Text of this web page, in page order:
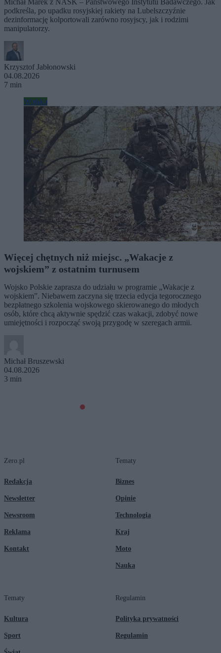
Michał Marek z NASK – Państwowego Instytutu Badawczego. Jak
podkreśla, po upadku rosyjskiej rakiety na Lubelszczyźnie
dezinformację kolportowali zarówno rosyjscy, jak i rodzimi
manipulatorzy.
Krzysztof Jabłonowski
04.08.2026
7 min
Wojsko
Więcej chętnych niż miejsc. „Wakacje z
wojskiem” z ostatnim turnusem
Wojsko Polskie zaprasza do udziału w programie „Wakacje z
wojskiem”. Niebawem zaczyna się trzecia edycja tegorocznego
bezpłatnego szkolenia wojskowego skierowanego do młodych
osób, które chcą aktywnie spędzić czas wakacji, zdobyć nowe
umiejętności i rozpocząć swoją przygodę w szeregach armii.
Michał Bruszewski
04.08.2026
3 min
Zero.pl
Redakcja
Newsletter
Newsroom
Reklama
Kontakt
Tematy
Biznes
Opinie
Technologia
Kraj
Moto
Nauka
Tematy
Kultura
Sport
Regulamin
Polityka prywatności
Regulamin